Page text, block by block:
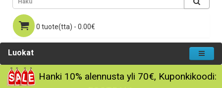
0 tuote(tta) - 0.00€
Luokat
Hanki 10% alennusta yli 70€, Kuponkikoodi: